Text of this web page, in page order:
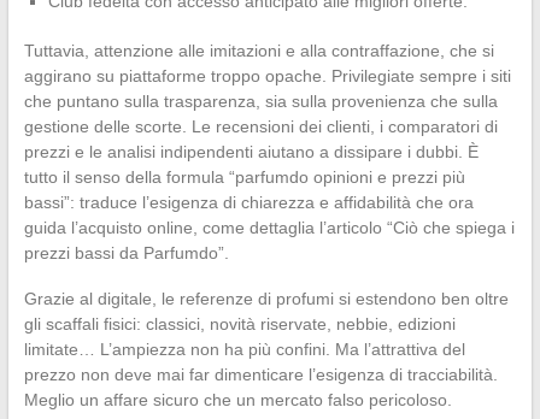
Tuttavia, attenzione alle imitazioni e alla contraffazione, che si
aggirano su piattaforme troppo opache. Privilegiate sempre i siti
che puntano sulla trasparenza, sia sulla provenienza che sulla
gestione delle scorte. Le recensioni dei clienti, i comparatori di
prezzi e le analisi indipendenti aiutano a dissipare i dubbi. È
tutto il senso della formula “parfumdo opinioni e prezzi più
bassi”: traduce l’esigenza di chiarezza e affidabilità che ora
guida l’acquisto online, come dettaglia l’articolo “Ciò che spiega i
prezzi bassi da Parfumdo”.
Grazie al digitale, le referenze di profumi si estendono ben oltre
gli scaffali fisici: classici, novità riservate, nebbie, edizioni
limitate… L’ampiezza non ha più confini. Ma l’attrattiva del
prezzo non deve mai far dimenticare l’esigenza di tracciabilità.
Meglio un affare sicuro che un mercato falso pericoloso.